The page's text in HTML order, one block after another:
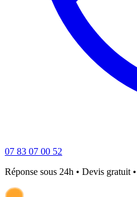
07 83 07 00 52
Réponse sous 24h • Devis gratuit